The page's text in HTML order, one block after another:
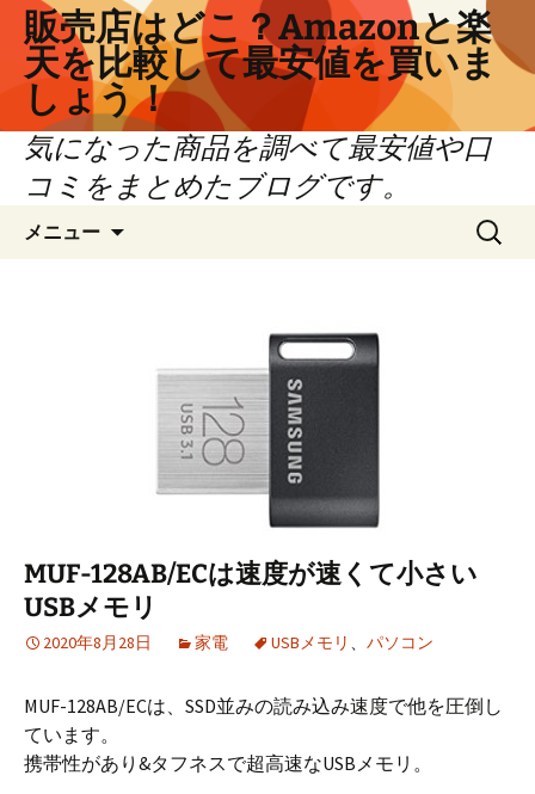
ツ
販売店はどこ？Amazonと楽
天を比較して最安値を買いま
しょう！
気になった商品を調べて最安値や口
コミをまとめたブログです。
メニュー
検
索:
MUF-128AB/ECは速度が速くて小さい
USBメモリ
2020年8月28日 家電 USBメモリ 、 パソコン
MUF-128AB/ECは、SSD並みの読み込み速度で他を圧倒し
ています。
携帯性があり&タフネスで超高速なUSBメモリ。